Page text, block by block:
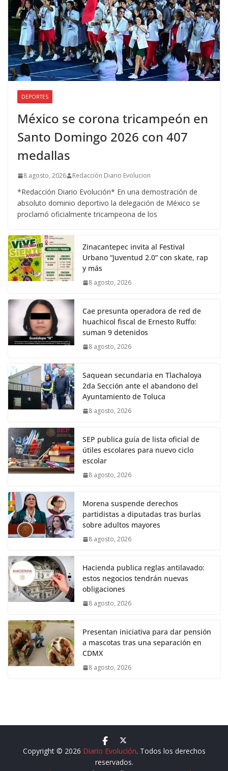
DEPORTES
México se corona tricampeón en
Santo Domingo 2026 con 407
medallas
8 agosto, 2026 Redacción Diario Evolucion
*Redacción Diario Evolución* En una demostración de
absoluto dominio deportivo la delegación de México se
proclamó oficialmente tricampeona de los
Zinacantepec invita al Festival
Urbano “Juventud 2.0” con skate, rap
y más
8 agosto, 2026
Cae presunta operadora de red de
huachicol fiscal de Ernesto Ruffo:
suman 9 detenidos
8 agosto, 2026
Saquean secundaria en Tlachaloya
2da Sección ante el abandono del
Ayuntamiento de Toluca
8 agosto, 2026
SEP publica guía de lista oficial de
útiles escolares para nuevo ciclo
escolar
8 agosto, 2026
Morena suspende derechos
partidistas a diputadas tras burlas
sobre adultos mayores
8 agosto, 2026
Hacienda publica reglas antilavado:
estos negocios tendrán nuevas
obligaciones
8 agosto, 2026
Presentan iniciativa para dar pensión
a mascotas tras una separación en
CDMX
8 agosto, 2026
Copyright © 2026 Diario Evolución. Todos los derechos
reservados.